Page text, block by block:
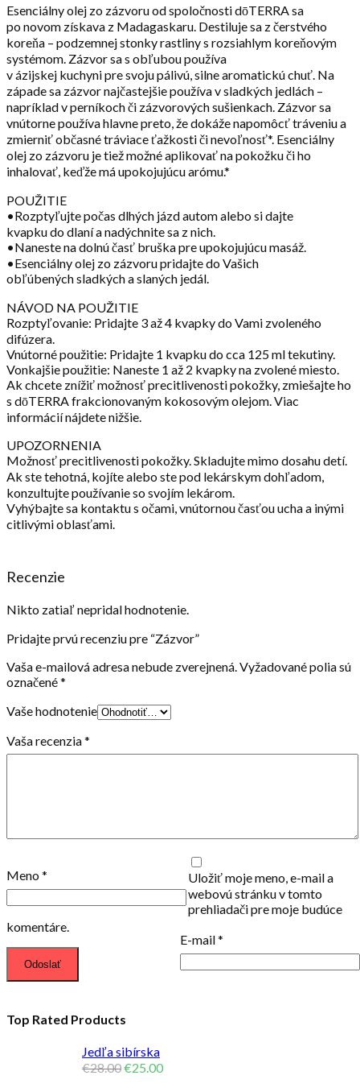
Esenciálny olej zo zázvoru od spoločnosti dōTERRA sa
po novom získava z Madagaskaru. Destiluje sa z čerstvého
koreňa – podzemnej stonky rastliny s rozsiahlym koreňovým
systémom. Zázvor sa s obľubou používa
v ázijskej kuchyni pre svoju pálivú, silne aromatickú chuť. Na
západe sa zázvor najčastejšie používa v sladkých jedlách –
napríklad v perníkoch či zázvorových sušienkach. Zázvor sa
vnútorne používa hlavne preto, že dokáže napomôcť tráveniu a
zmierniť občasné tráviace ťažkosti či nevoľnosť*. Esenciálny
olej zo zázvoru je tiež možné aplikovať na pokožku či ho
inhalovať, keďže má upokojujúcu arómu.*
POUŽITIE
•Rozptyľujte počas dlhých jázd autom alebo si dajte
kvapku do dlaní a nadýchnite sa z nich.
•Naneste na dolnú časť bruška pre upokojujúcu masáž.
•Esenciálny olej zo zázvoru pridajte do Vašich
obľúbených sladkých a slaných jedál.
NÁVOD NA POUŽITIE
Rozptyľovanie: Pridajte 3 až 4 kvapky do Vami zvoleného
difúzera.
Vnútorné použitie: Pridajte 1 kvapku do cca 125 ml tekutiny.
Vonkajšie použitie: Naneste 1 až 2 kvapky na zvolené miesto.
Ak chcete znížiť možnosť precitlivenosti pokožky, zmiešajte ho
s dōTERRA frakcionovaným kokosovým olejom. Viac
informácií nájdete nižšie.
UPOZORNENIA
Možnosť precitlivenosti pokožky. Skladujte mimo dosahu detí.
Ak ste tehotná, kojíte alebo ste pod lekárskym dohľadom,
konzultujte používanie so svojím lekárom.
Vyhýbajte sa kontaktu s očami, vnútornou časťou ucha a inými
citlivými oblasťami.
Recenzie
Nikto zatiaľ nepridal hodnotenie.
Pridajte prvú recenziu pre “Zázvor”
Vaša e-mailová adresa nebude zverejnená. Vyžadované polia sú
označené*
Vaše hodnotenie
Vaša recenzia*
Meno*
E-mail*
Uložiť moje meno, e-mail a
webovú stránku v tomto
prehliadači pre moje budúce
komentáre.
Top Rated Products
Jedľa sibírska
€28.00€25.00